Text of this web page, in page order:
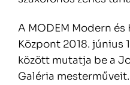
A MODEM Modern és
Központ 2018. június
között mutatja be a
Galéria